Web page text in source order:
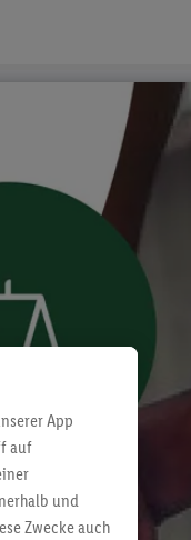
App
auf
und
Zwecke auch